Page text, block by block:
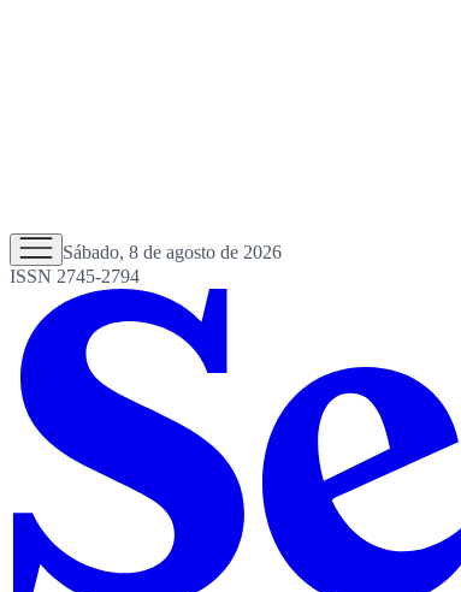
Sábado, 8 de agosto de 2026
ISSN 2745-2794